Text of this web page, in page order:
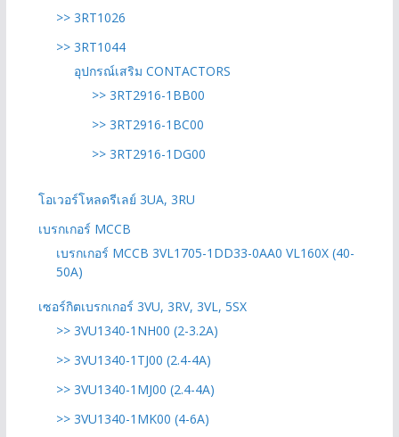
>> 3RT1026
>> 3RT1044
อุปกรณ์เสริม CONTACTORS
>> 3RT2916-1BB00
>> 3RT2916-1BC00
>> 3RT2916-1DG00
โอเวอร์โหลดรีเลย์ 3UA, 3RU
เบรกเกอร์ MCCB
เบรกเกอร์ MCCB 3VL1705-1DD33-0AA0 VL160X (40-
50A)
เซอร์กิตเบรกเกอร์ 3VU, 3RV, 3VL, 5SX
>> 3VU1340-1NH00 (2-3.2A)
>> 3VU1340-1TJ00 (2.4-4A)
>> 3VU1340-1MJ00 (2.4-4A)
>> 3VU1340-1MK00 (4-6A)